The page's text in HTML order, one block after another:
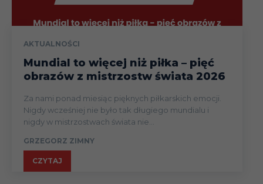
AKTUALNOŚCI
Mundial to więcej niż piłka – pięć
obrazów z mistrzostw świata 2026
Za nami ponad miesiąc pięknych piłkarskich emocji.
Nigdy wcześniej nie było tak długiego mundialu i
nigdy w mistrzostwach świata nie...
GRZEGORZ ZIMNY
CZYTAJ